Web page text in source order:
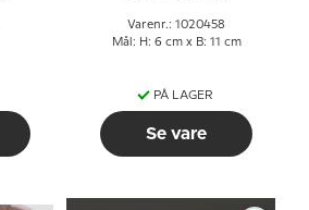
Varenr.: 1020458
Mål: H: 6 cm x B: 11 cm
PÅ LAGER
Se vare